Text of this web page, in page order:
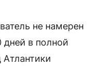
не намерен
дней в полной